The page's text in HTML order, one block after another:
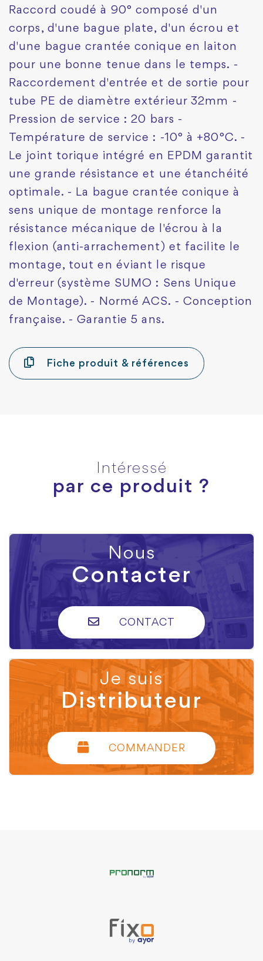
Raccord coudé à 90° composé d'un
corps, d'une bague plate, d'un écrou et
d'une bague crantée conique en laiton
pour une bonne tenue dans le temps. -
Raccordement d'entrée et de sortie pour
tube PE de diamètre extérieur 32mm -
Pression de service : 20 bars -
Température de service : -10° à +80°C. -
Le joint torique intégré en EPDM garantit
une grande résistance et une étanchéité
optimale. - La bague crantée conique à
sens unique de montage renforce la
résistance mécanique de l'écrou à la
flexion (anti-arrachement) et facilite le
montage, tout en éviant le risque
d'erreur (système SUMO : Sens Unique
de Montage). - Normé ACS. - Conception
française. - Garantie 5 ans.
Fiche produit & références
Intéressé
par ce produit ?
Nous
Contacter
CONTACT
Je suis
Distributeur
COMMANDER